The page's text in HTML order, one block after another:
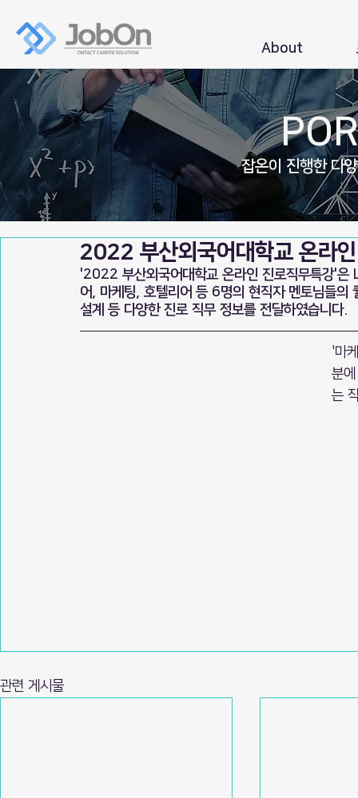
About
잡온이 진행한 다
2022 부산외국어대학교 온라
'2022 부산외국어대학교 온라인 진로직무특강'은
어, 마케팅, 호텔리어 등 6명의 현직자 멘토님들
설계 등 다양한 진로 직무 정보를 전달하였습니다.
'마
분
는
관련 게시물